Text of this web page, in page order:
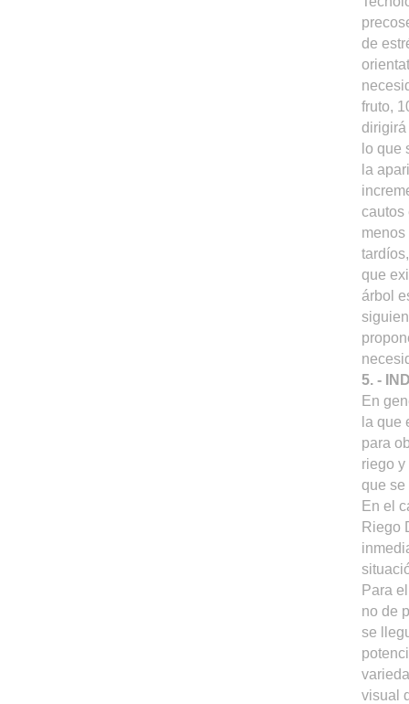
de
fruto,
dirigirá
lo que
la
cautos
que
árbol
5. -
En
la que
para
riego
que se
En el
Riego
Para
no de
se
visual